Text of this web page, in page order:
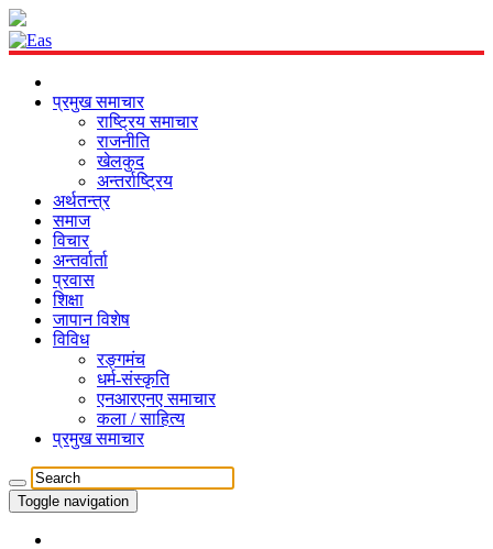
प्रमुख समाचार
राष्ट्रिय समाचार
राजनीति
खेलकुद
अन्तर्राष्ट्रिय
अर्थतन्त्र
समाज
विचार
अन्तर्वार्ता
प्रवास
शिक्षा
जापान विशेष
विविध
रङ्गमंच
धर्म-संस्कृति
एनआरएनए समाचार
कला / साहित्य
प्रमुख समाचार
Toggle navigation